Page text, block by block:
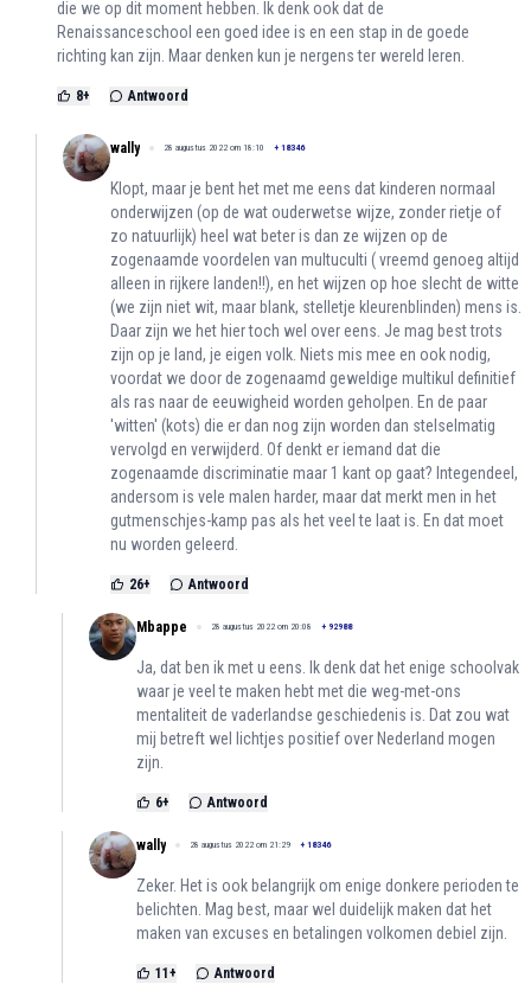
die we op dit moment hebben. Ik denk ook dat de
Renaissanceschool een goed idee is en een stap in de goede
richting kan zijn. Maar denken kun je nergens ter wereld leren.
8+ Antwoord
wally 28 augustus 2022 om 18:10 + 18346
Klopt, maar je bent het met me eens dat kinderen normaal
onderwijzen (op de wat ouderwetse wijze, zonder rietje of
zo natuurlijk) heel wat beter is dan ze wijzen op de
zogenaamde voordelen van multuculti ( vreemd genoeg altijd
alleen in rijkere landen!!), en het wijzen op hoe slecht de witte
(we zijn niet wit, maar blank, stelletje kleurenblinden) mens is.
Daar zijn we het hier toch wel over eens. Je mag best trots
zijn op je land, je eigen volk. Niets mis mee en ook nodig,
voordat we door de zogenaamd geweldige multikul definitief
als ras naar de eeuwigheid worden geholpen. En de paar
'witten' (kots) die er dan nog zijn worden dan stelselmatig
vervolgd en verwijderd. Of denkt er iemand dat die
zogenaamde discriminatie maar 1 kant op gaat? Integendeel,
andersom is vele malen harder, maar dat merkt men in het
gutmenschjes-kamp pas als het veel te laat is. En dat moet
nu worden geleerd.
26+ Antwoord
Mbappe 28 augustus 2022 om 20:08 + 92988
Ja, dat ben ik met u eens. Ik denk dat het enige schoolvak
waar je veel te maken hebt met die weg-met-ons
mentaliteit de vaderlandse geschiedenis is. Dat zou wat
mij betreft wel lichtjes positief over Nederland mogen
zijn.
6+ Antwoord
wally 28 augustus 2022 om 21:29 + 18346
Zeker. Het is ook belangrijk om enige donkere perioden te
belichten. Mag best, maar wel duidelijk maken dat het
maken van excuses en betalingen volkomen debiel zijn.
11 + Antwoord